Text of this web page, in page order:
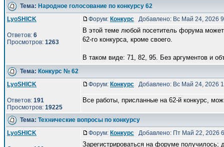
Тема: Народное голосование по конкурсу 62
LyoSHICK
Ответов: 6
Просмотров: 1263
Форум: Конкурс Добавлено: Вс Май 24, 2026
В этой теме любой посетитель форума
62-го конкурса, кроме своего.
В таком виде: 71, 82, 95. Без аргументов и
Тема: Конкурс № 62
LyoSHICK
Ответов: 191
Просмотров: 19225
Форум: Конкурс Добавлено: Вс Май 24, 2026
Все работы, присланные на 62-й конкурс,
Тема: Технические вопросы по конкурсу
LyoSHICK
Форум: Конкурс Добавлено: Пт Май 22, 2026
Зарегистрироваться на форуме получилось;